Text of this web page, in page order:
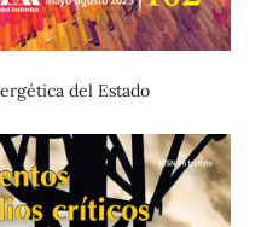
del Estado